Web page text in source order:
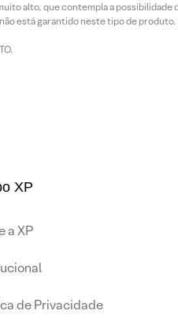
alto, que contempla a possibilidade
está garantido neste tipo de
XP
a XP
de Privacidade